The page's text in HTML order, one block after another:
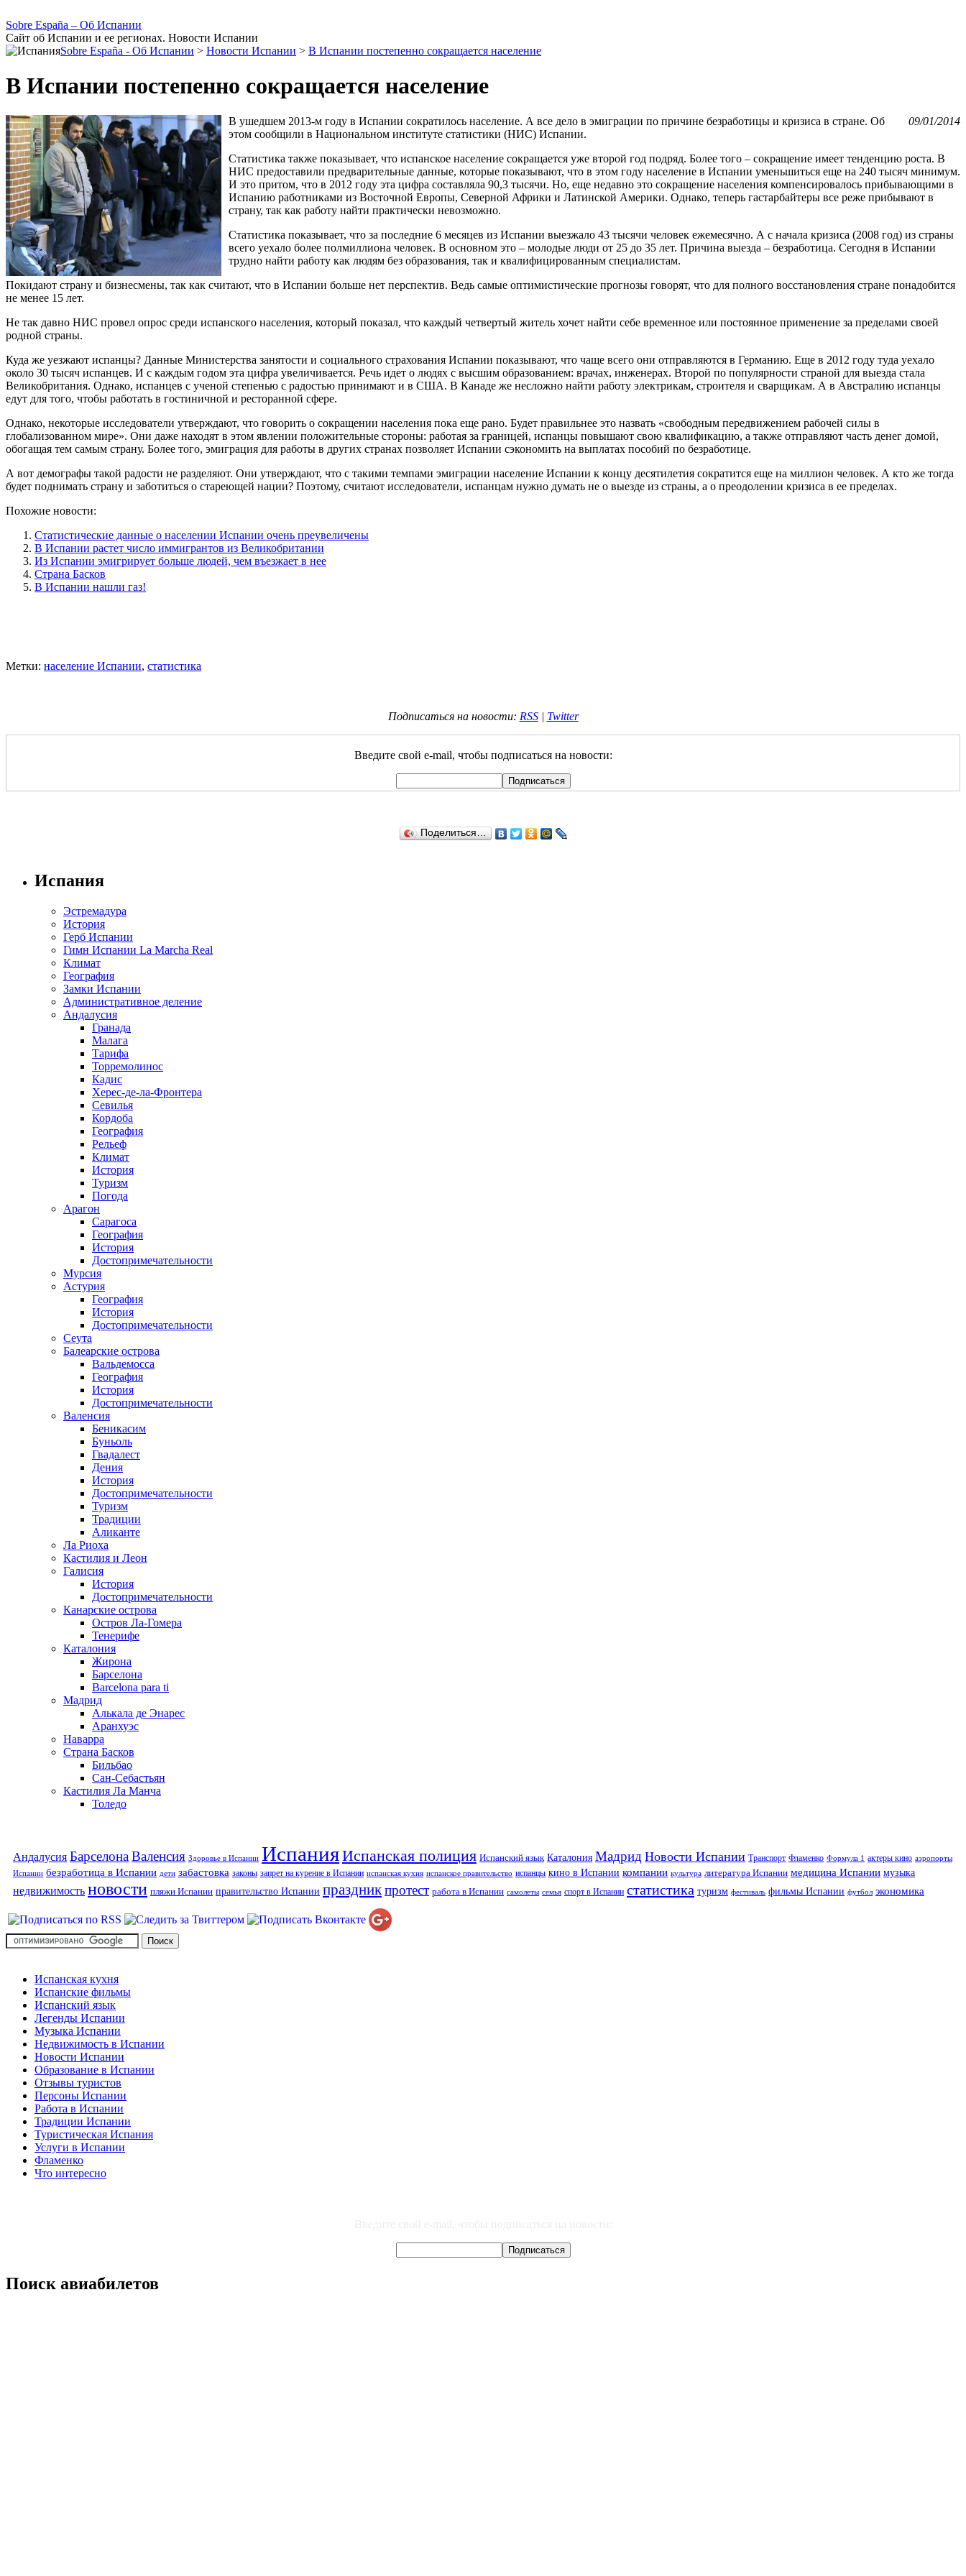
Sobre España – Об Испании
Сайт об Испании и ее регионах. Новости Испании
Sobre España - Об Испании > Новости Испании > В Испании постепенно сокращается население
В Испании постепенно сокращается население
09/01/2014
В ушедшем 2013-м году в Испании сократилось население. А все дело в эмиграции по причине безработицы и кризиса в стране. Об
этом сообщили в Национальном институте статистики (НИС) Испании.
Статистика также показывает, что испанское население сокращается уже второй год подряд. Более того – сокращение имеет тенденцию роста. В
НИС предоставили предварительные данные, которые показывают, что в этом году население в Испании уменьшиться еще на 240 тысяч минимум.
И это притом, что в 2012 году эта цифра составляла 90,3 тысячи. Но, еще недавно это сокращение населения компенсировалось прибывающими в
Испанию работниками из Восточной Европы, Северной Африки и Латинской Америки. Однако, теперь гастарбайтеры все реже прибывают в
страну, так как работу найти практически невозможно.
Статистика показывает, что за последние 6 месяцев из Испании выезжало 43 тысячи человек ежемесячно. А с начала кризиса (2008 год) из страны
всего уехало более полмиллиона человек. В основном это – молодые люди от 25 до 35 лет. Причина выезда – безработица. Сегодня в Испании
трудно найти работу как людям без образования, так и квалифицированным специалистам.
Покидают страну и бизнесмены, так как считают, что в Испании больше нет перспектив. Ведь самые оптимистические прогнозы говорят, что для полного восстановления стране понадобится
не менее 15 лет.
Не так давно НИС провел опрос среди испанского населения, который показал, что каждый четвертый житель хочет найти себе временное или постоянное применение за пределами своей
родной страны.
Куда же уезжают испанцы? Данные Министерства занятости и социального страхования Испании показывают, что чаще всего они отправляются в Германию. Еще в 2012 году туда уехало
около 30 тысяч испанцев. И с каждым годом эта цифра увеличивается. Речь идет о людях с высшим образованием: врачах, инженерах. Второй по популярности страной для выезда стала
Великобритания. Однако, испанцев с ученой степенью с радостью принимают и в США. В Канаде же несложно найти работу электрикам, строителя и сварщикам. А в Австралию испанцы
едут для того, чтобы работать в гостиничной и ресторанной сфере.
Однако, некоторые исследователи утверждают, что говорить о сокращении населения пока еще рано. Будет правильнее это назвать «свободным передвижением рабочей силы в
глобализованном мире». Они даже находят в этом явлении положительные стороны: работая за границей, испанцы повышают свою квалификацию, а также отправляют часть денег домой,
обогащая тем самым страну. Более того, эмиграция для работы в других странах позволяет Испании сэкономить на выплатах пособий по безработице.
А вот демографы такой радости не разделяют. Они утверждают, что с такими темпами эмиграции население Испании к концу десятилетия сократится еще на миллион человек. А кто же тогда
будет поднимать страну и заботиться о стареющей нации? Поэтому, считают исследователи, испанцам нужно думать не о выезде из страны, а о преодолении кризиса в ее пределах.
Похожие новости:
Статистические данные о населении Испании очень преувеличены
В Испании растет число иммигрантов из Великобритании
Из Испании эмигрирует больше людей, чем въезжает в нее
Страна Басков
В Испании нашли газ!
Метки: население Испании, статистика
Подписаться на новости: RSS| Twitter
Введите свой e-mail, чтобы подписаться на новости:
Поделиться…
Испания
Эстремадура
История
Герб Испании
Гимн Испании La Marcha Real
Климат
География
Замки Испании
Административное деление
Андалусия
Гранада
Малага
Тарифа
Торремолинос
Кадис
Херес-де-ла-Фронтера
Севилья
Кордоба
География
Рельеф
Климат
История
Туризм
Погода
Арагон
Сарагоса
География
История
Достопримечательности
Мурсия
Астурия
География
История
Достопримечательности
Сеута
Балеарские острова
Вальдемосса
География
История
Достопримечательности
Валенсия
Беникасим
Буньоль
Гвадалест
Дения
История
Достопримечательности
Туризм
Традиции
Аликанте
Ла Риоха
Кастилия и Леон
Галисия
История
Достопримечательности
Канарские острова
Остров Ла-Гомера
Тенерифе
Каталония
Жирона
Барселона
Barcelona para ti
Мадрид
Алькала де Энарес
Аранхуэс
Наварра
Страна Басков
Бильбао
Сан-Себастьян
Кастилия Ла Манча
Толедо
Андалусия БарселонаВаленсия Здоровье в Испании ИспанияИспанская полиция Испанский язык Каталония Мадрид Новости Испании Транспорт Фламенко Формула 1 актеры кино аэропорты
Испании безработица в Испании дети забастовка законы запрет на курение в Испании испанская кухня испанское правительство испанцы кино в Испании компании культура литература Испании медицина Испании музыка
недвижимость новости пляжи Испании правительство Испании праздникпротест работа в Испании самолеты семья спорт в Испании статистика туризм фестиваль фильмы Испании футбол экономика
Испанская кухня
Испанские фильмы
Испанский язык
Легенды Испании
Музыка Испании
Недвижимость в Испании
Новости Испании
Образование в Испании
Отзывы туристов
Персоны Испании
Работа в Испании
Традиции Испании
Туристическая Испания
Услуги в Испании
Фламенко
Что интересно
Поиск авиабилетов